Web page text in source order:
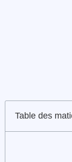
Table des